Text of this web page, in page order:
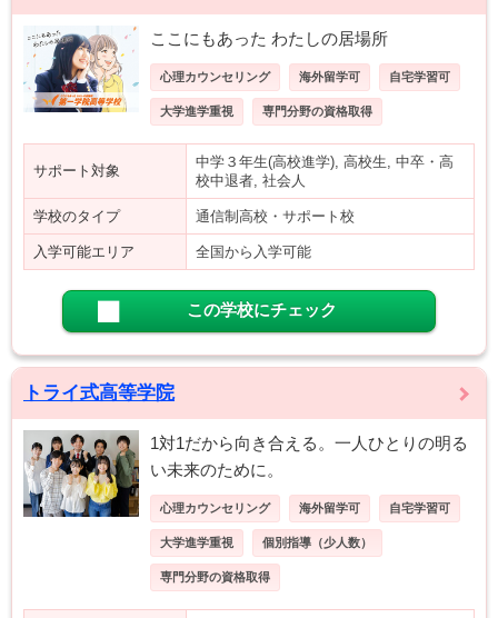
ここにもあった わたしの居場所
心理カウンセリング 海外留学可 自宅学習可
大学進学重視 専門分野の資格取得
サポート対象
中学３年生(高校進学), 高校生, 中卒・高
校中退者, 社会人
学校のタイプ 通信制高校・サポート校
入学可能エリア 全国から入学可能
この学校にチェック
トライ式高等学院
1対1だから向き合える。一人ひとりの明る
い未来のために。
心理カウンセリング 海外留学可 自宅学習可
大学進学重視 個別指導（少人数）
専門分野の資格取得